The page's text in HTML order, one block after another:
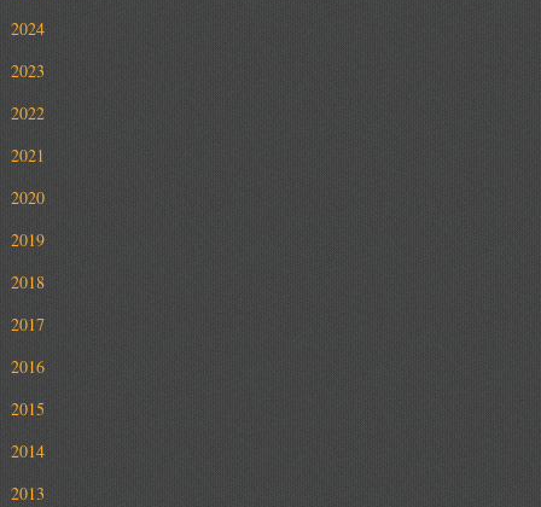
2024
2023
2022
2021
2020
2019
2018
2017
2016
2015
2014
2013